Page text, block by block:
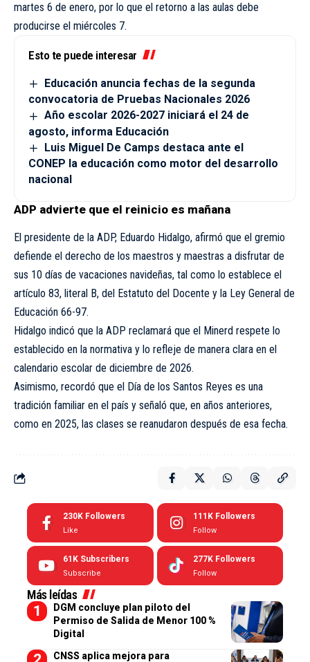
martes 6 de enero, por lo que el retorno a las aulas debe
producirse el miércoles 7.
Esto te puede interesar
Educación anuncia fechas de la segunda
convocatoria de Pruebas Nacionales 2026
Año escolar 2026-2027 iniciará el 24 de
agosto, informa Educación
Luis Miguel De Camps destaca ante el
CONEP la educación como motor del desarrollo
nacional
ADP advierte que el reinicio es mañana
El presidente de la ADP, Eduardo Hidalgo, afirmó que el gremio
defiende el derecho de los maestros y maestras a disfrutar de
sus 10 días de vacaciones navideñas, tal como lo establece el
artículo 83, literal B, del Estatuto del Docente y la Ley General de
Educación 66-97.
Hidalgo indicó que la ADP reclamará que el Minerd respete lo
establecido en la normativa y lo refleje de manera clara en el
calendario escolar de diciembre de 2026.
Asimismo, recordó que el Día de los Santos Reyes es una
tradición familiar en el país y señaló que, en años anteriores,
como en 2025, las clases se reanudaron después de esa fecha.
230K Followers
Like
111K Followers
Follow
61K Subscribers
Subscribe
277K Followers
Follow
Más leídas
DGM concluye plan piloto del
Permiso de Salida de Menor 100 %
Digital
CNSS aplica mejora para